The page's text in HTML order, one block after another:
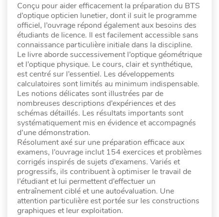
Conçu pour aider efficacement la préparation du BTS
d’optique opticien lunetier, dont il suit le programme
officiel, l’ouvrage répond également aux besoins des
étudiants de licence. Il est facilement accessible sans
connaissance particulière initiale dans la discipline.
Le livre aborde successivement l’optique géométrique
et l’optique physique. Le cours, clair et synthétique,
est centré sur l’essentiel. Les développements
calculatoires sont limités au minimum indispensable.
Les notions délicates sont illustrées par de
nombreuses descriptions d’expériences et des
schémas détaillés. Les résultats importants sont
systématiquement mis en évidence et accompagnés
d’une démonstration.
Résolument axé sur une préparation efficace aux
examens, l’ouvrage inclut 154 exercices et problèmes
corrigés inspirés de sujets d’examens. Variés et
progressifs, ils contribuent à optimiser le travail de
l’étudiant et lui permettent d’effectuer un
entraînement ciblé et une autoévaluation. Une
attention particulière est portée sur les constructions
graphiques et leur exploitation.